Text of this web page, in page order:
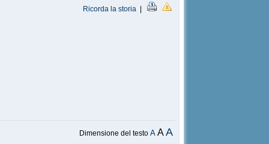
Ricorda la storia |
Dimensione del testoA AA